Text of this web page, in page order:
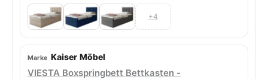
+4
Kaiser Möbel
VIESTA Boxspringbett Bettkasten -